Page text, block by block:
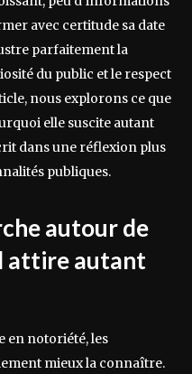
avec certitude sa date
parfaitement la
du public et le respect
nous explorons ce que
elle suscite autant
dans une réflexion plus
publiques.
autour de
attire autant
en notoriété, les
mieux la connaître.